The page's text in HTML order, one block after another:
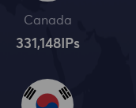
Canada
331,148IPs